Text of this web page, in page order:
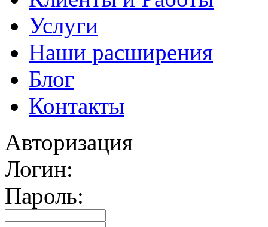
Услуги
Наши расширения
Блог
Контакты
Авторизация
Логин:
Пароль: